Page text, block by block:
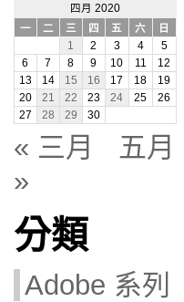
四月 2020
一
二 三 四 五 六
日
1
2 3 4
5
6
7 8 9 10 11
12
13
14 15 16 17 18
19
20
21 22 23 24 25
26
27
28 29 30
« 三月
五月
»
分類
Adobe 系列